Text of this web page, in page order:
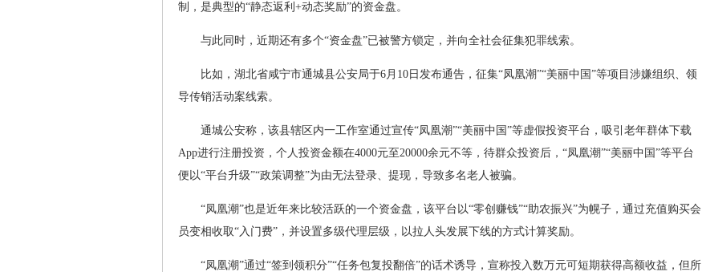
制，是典型的“静态返利+动态奖励”的资金盘。
与此同时，近期还有多个“资金盘”已被警方锁定，并向全社会征集犯罪线索。
比如，湖北省咸宁市通城县公安局于6月10日发布通告，征集“凤凰潮”“美丽中国”等项目涉嫌组织、领
导传销活动案线索。
通城公安称，该县辖区内一工作室通过宣传“凤凰潮”“美丽中国”等虚假投资平台，吸引老年群体下载
App进行注册投资，个人投资金额在4000元至20000余元不等，待群众投资后，“凤凰潮”“美丽中国”等平台
便以“平台升级”“政策调整”为由无法登录、提现，导致多名老人被骗。
“凤凰潮”也是近年来比较活跃的一个资金盘，该平台以“零创赚钱”“助农振兴”为幌子，通过充值购买会
员变相收取“入门费”，并设置多级代理层级，以拉人头发展下线的方式计算奖励。
“凤凰潮”通过“签到领积分”“任务包复投翻倍”的话术诱导，宣称投入数万元可短期获得高额收益，但所